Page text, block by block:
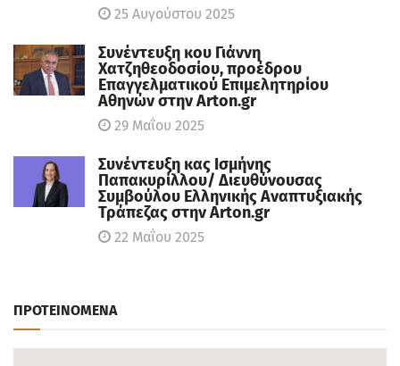
25 Αυγούστου 2025
Συνέντευξη κου Γιάννη
Χατζηθεοδοσίου, πρoέδρου
Επαγγελματικού Επιμελητηρίου
Αθηνών στην Arton.gr
29 Μαΐου 2025
Συνέντευξη κας Ισμήνης
Παπακυρίλλου/ Διευθύνουσας
Συμβούλου Ελληνικής Αναπτυξιακής
Τράπεζας στην Arton.gr
22 Μαΐου 2025
ΠΡΟΤΕΙΝΟΜΕΝΑ